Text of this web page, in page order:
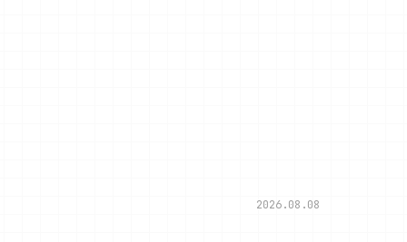
2026.08.08